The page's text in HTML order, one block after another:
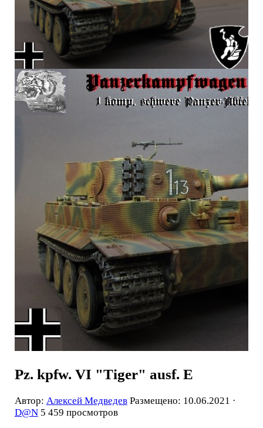
Pz. kpfw. VI "Tiger" ausf. E
Автор: Алексей Медведев Размещено: 10.06.2021 ·
D@N 5 459 просмотров